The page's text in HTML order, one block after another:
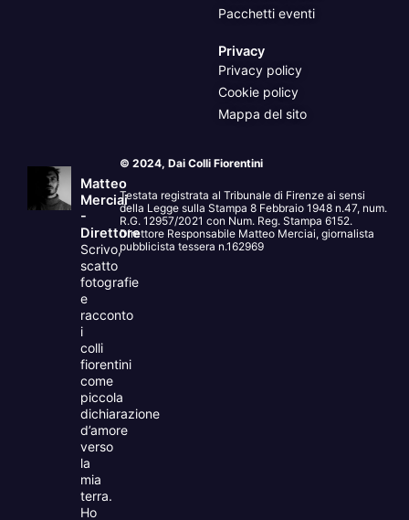
Pacchetti eventi
Privacy
Privacy policy
Cookie policy
Mappa del sito
Matteo
Merciai
-
Direttore
Scrivo,
scatto
fotografie
e
racconto
i
colli
fiorentini
come
piccola
dichiarazione
d’amore
verso
la
mia
terra.
Ho
© 2024, Dai Colli Fiorentini
Testata registrata al Tribunale di Firenze ai sensi
della Legge sulla Stampa 8 Febbraio 1948 n.47, num.
R.G. 12957/2021 con Num. Reg. Stampa 6152.
Direttore Responsabile Matteo Merciai, giornalista
pubblicista tessera n.162969